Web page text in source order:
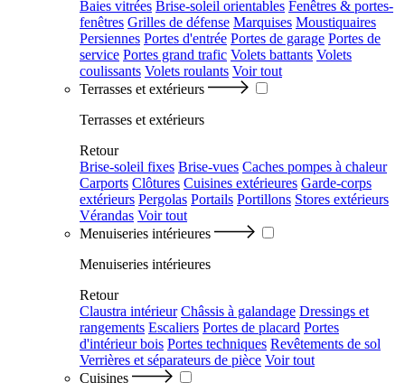
Baies vitrées Brise-soleil orientables Fenêtres & portes-
fenêtres Grilles de défense Marquises Moustiquaires
Persiennes Portes d'entrée Portes de garage Portes de
service Portes grand trafic Volets battants Volets
coulissants Volets roulants Voir tout
Terrasses et extérieurs
Terrasses et extérieurs
Retour
Brise-soleil fixes Brise-vues Caches pompes à chaleur
Carports Clôtures Cuisines extérieures Garde-corps
extérieurs Pergolas Portails Portillons Stores extérieurs
Vérandas Voir tout
Menuiseries intérieures
Menuiseries intérieures
Retour
Claustra intérieur Châssis à galandage Dressings et
rangements Escaliers Portes de placard Portes
d'intérieur bois Portes techniques Revêtements de sol
Verrières et séparateurs de pièce Voir tout
Cuisines